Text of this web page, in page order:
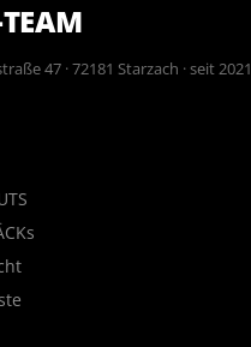
47 · 72181 Starzach · seit 2021